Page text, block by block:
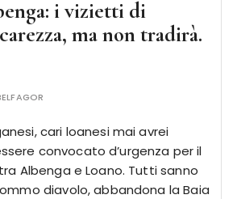
i vizietti di
ma non tradirà.
cari loanesi mai avrei
convocato d’urgenza per il
Albenga e Loano. Tutti sanno
diavolo, abbandona la Baia